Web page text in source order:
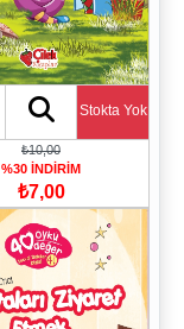
Stokta Yok
₺10,00
%30 İNDİRİM
₺7,00